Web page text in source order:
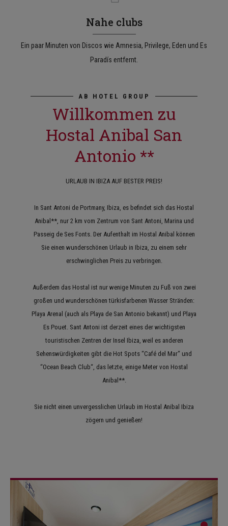
Nahe clubs
Ein paar Minuten von Discos wie Amnesia, Privilege, Eden und Es
Paradís entfernt.
AB HOTEL GROUP
Willkommen zu
Hostal Anibal San
Antonio **
URLAUB IN IBIZA AUF BESTER PREIS!
In Sant Antoni de Portmany, Ibiza, es befindet sich das Hostal
Anibal**, nur 2 km vom Zentrum von Sant Antoni, Marina und
Passeig de Ses Fonts. Der Aufenthalt im Hostal Anibal können
Sie einen wunderschönen Urlaub in Ibiza, zu einem sehr
erschwinglichen Preis zu verbringen.
Außerdem das Hostal ist nur wenige Minuten zu Fuß von zwei
großen und wunderschönen türkisfarbenen Wasser Stränden:
Playa Arenal (auch als Playa de San Antonio bekannt) und Playa
Es Pouet. Sant Antoni ist derzeit eines der wichtigsten
touristischen Zentren der Insel Ibiza, weil es anderen
Sehenswürdigkeiten gibt die Hot Spots “Café del Mar“ und
“Ocean Beach Club“, das letzte, einige Meter von Hostal
Anibal**.
Sie nicht einen unvergesslichen Urlaub im Hostal Anibal Ibiza
zögern und genießen!